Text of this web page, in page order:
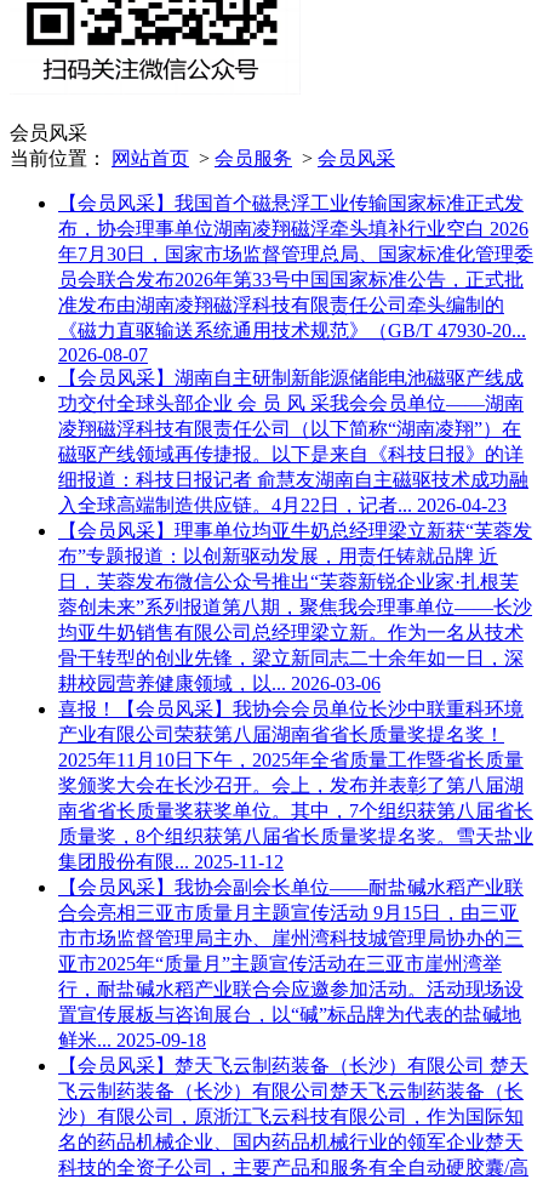
会员风采
当前位置：
网站首页 > 会员服务 > 会员风采
【会员风采】我国首个磁悬浮工业传输国家标准正式发
布，协会理事单位湖南凌翔磁浮牵头填补行业空白 2026
年7月30日，国家市场监督管理总局、国家标准化管理委
员会联合发布2026年第33号中国国家标准公告，正式批
准发布由湖南凌翔磁浮科技有限责任公司牵头编制的
《磁力直驱输送系统通用技术规范》（GB/T 47930-20...
2026-08-07
【会员风采】湖南自主研制新能源储能电池磁驱产线成
功交付全球头部企业 会 员 风 采我会会员单位——湖南
凌翔磁浮科技有限责任公司（以下简称“湖南凌翔”）在
磁驱产线领域再传捷报。以下是来自《科技日报》的详
细报道：科技日报记者 俞慧友湖南自主磁驱技术成功融
入全球高端制造供应链。4月22日，记者... 2026-04-23
【会员风采】理事单位均亚牛奶总经理梁立新获“芙蓉发
布”专题报道：以创新驱动发展，用责任铸就品牌 近
日，芙蓉发布微信公众号推出“芙蓉新锐企业家·扎根芙
蓉创未来”系列报道第八期，聚焦我会理事单位——长沙
均亚牛奶销售有限公司总经理梁立新。作为一名从技术
骨干转型的创业先锋，梁立新同志二十余年如一日，深
耕校园营养健康领域，以... 2026-03-06
喜报！【会员风采】我协会会员单位长沙中联重科环境
产业有限公司荣获第八届湖南省省长质量奖提名奖！
2025年11月10日下午，2025年全省质量工作暨省长质量
奖颁奖大会在长沙召开。会上，发布并表彰了第八届湖
南省省长质量奖获奖单位。其中，7个组织获第八届省长
质量奖，8个组织获第八届省长质量奖提名奖。雪天盐业
集团股份有限... 2025-11-12
【会员风采】我协会副会长单位——耐盐碱水稻产业联
合会亮相三亚市质量月主题宣传活动 9月15日，由三亚
市市场监督管理局主办、崖州湾科技城管理局协办的三
亚市2025年“质量月”主题宣传活动在三亚市崖州湾举
行，耐盐碱水稻产业联合会应邀参加活动。活动现场设
置宣传展板与咨询展台，以“碱”标品牌为代表的盐碱地
鲜米... 2025-09-18
【会员风采】楚天飞云制药装备（长沙）有限公司 楚天
飞云制药装备（长沙）有限公司楚天飞云制药装备（长
沙）有限公司，原浙江飞云科技有限公司，作为国际知
名的药品机械企业、国内药品机械行业的领军企业楚天
科技的全资子公司，主要产品和服务有全自动硬胶囊/高